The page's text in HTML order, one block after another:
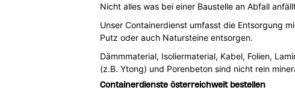
Nicht alles was bei einer Baustelle an Abfall
Unser Containerdienst umfasst die Entsorgung
Putz oder auch Natursteine entsorgen.
Dämmmaterial, Isoliermaterial, Kabel, Folien,
(z.B. Ytong) und Porenbeton sind nicht rein
Containerdienste österreichweit bestellen